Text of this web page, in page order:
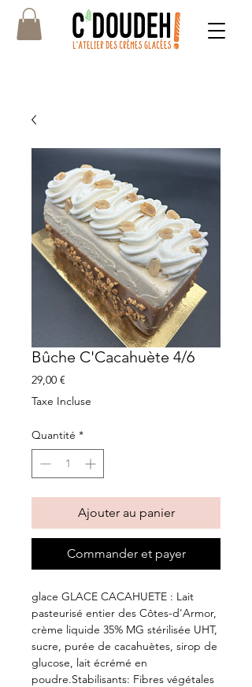
Bûche C'Cacahuète 4/6
29,00 €
Taxe Incluse
Quantité *
Ajouter au panier
Commander et payer
glace GLACE CACAHUETE : Lait
pasteurisé entier des Côtes-d'Armor,
crème liquide 35% MG stérilisée UHT,
sucre, purée de cacahuètes, sirop de
glucose, lait écrémé en
poudre.Stabilisants: Fibres végétales